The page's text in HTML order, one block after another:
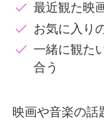
最近観た映
お気に入り
一緒に観た
合う
映画や音楽の話